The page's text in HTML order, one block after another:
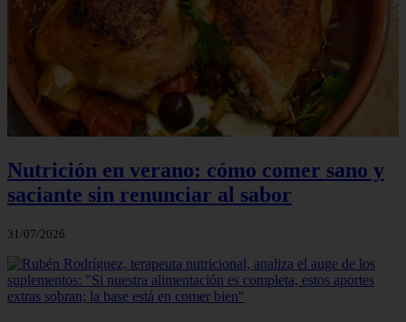
Nutrición en verano: cómo comer sano y
saciante sin renunciar al sabor
31/07/2026